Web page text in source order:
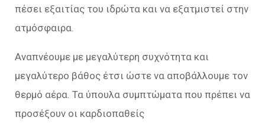
πέσει εξαιτίας του ιδρώτα και να εξατμιστεί στην
ατμόσφαιρα.
Αναπνέουμε με μεγαλύτερη συχνότητα και
μεγαλύτερο βάθος έτσι ώστε να αποβάλλουμε τον
θερμό αέρα. Τα ύπουλα συμπτώματα που πρέπει να
προσέξουν οι καρδιοπαθείς